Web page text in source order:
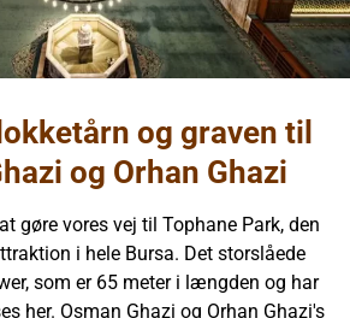
og graven til
og Orhan Ghazi
gøre vores vej til Tophane Park, den
i hele Bursa. Det storslåede
som er 65 meter i længden og har
her. Osman Ghazi og Orhan Ghazi's